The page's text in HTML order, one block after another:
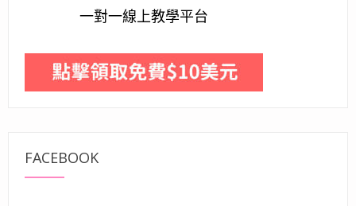
一對一線上教學平台
FACEBOOK